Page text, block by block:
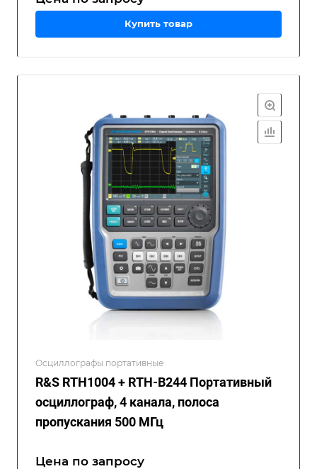
Купить товар
Осциллографы портативные
R&S RTH1004 + RTH-B244 Портативный
осциллограф, 4 канала, полоса
пропускания 500 МГц
Цена по запросу